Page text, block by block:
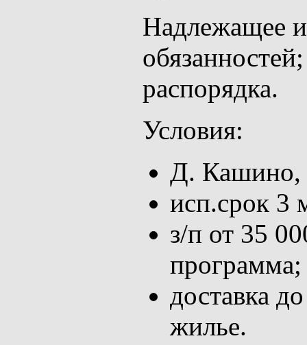
Надлежащее
распорядка.
Условия:
Д. Кашино,
исп.срок 3
з/п от 35
программа;
доставка
жилье.